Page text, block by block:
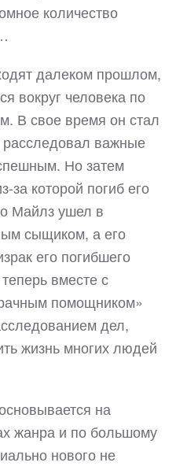
количество
далеком прошлом,
вокруг человека по
В свое время он стал
важные
Но затем
за которой погиб его
Майлз ушел в
сыщиком, а его
его погибшего
вместе с
помощником»
дел,
жизнь многих людей
на
жанра и по большому
нового не